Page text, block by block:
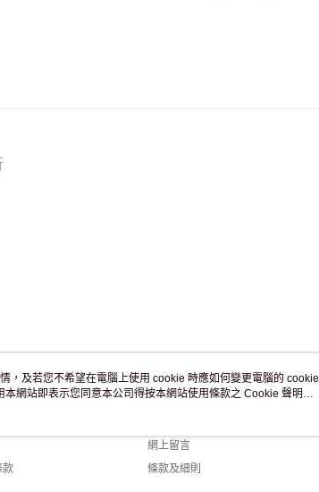
款
客戶服務
網上留言
條款及細則
，及若您不希望在電腦上使用 cookie 時應如何變更電腦的 cookie
本網站即表示您同意本公司得按本網站使用條款之 Cookie 聲明使